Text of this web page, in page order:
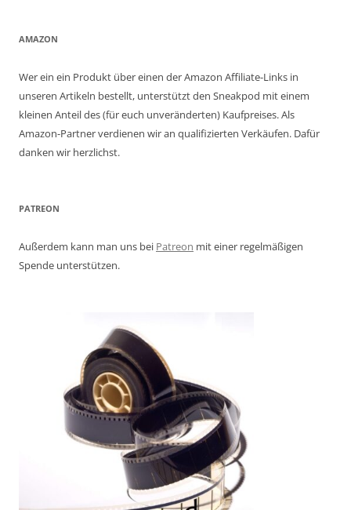
AMAZON
Wer ein ein Produkt über einen der Amazon Affiliate-Links in
unseren Artikeln bestellt, unterstützt den Sneakpod mit einem
kleinen Anteil des (für euch unveränderten) Kaufpreises. Als
Amazon-Partner verdienen wir an qualifizierten Verkäufen. Dafür
danken wir herzlichst.
PATREON
Außerdem kann man uns bei Patreon mit einer regelmäßigen
Spende unterstützen.